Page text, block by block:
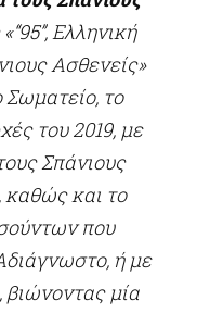
Ελληνική
Ασθενείς»
Σωματείο, το
του 2019, με
Σπάνιους
καθώς και το
που
ή με
μία